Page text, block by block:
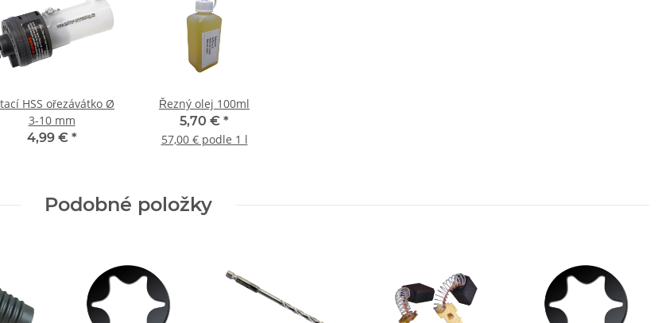
HSS ořezávátko Ø
3-10 mm
4,99 € *
Řezný olej 100ml
5,70 € *
57,00 € podle 1 l
Podobné položky